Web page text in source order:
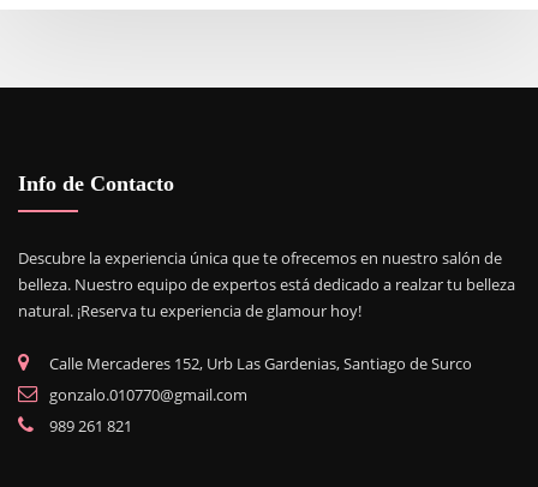
Info de Contacto
Descubre la experiencia única que te ofrecemos en nuestro salón de
belleza. Nuestro equipo de expertos está dedicado a realzar tu belleza
natural. ¡Reserva tu experiencia de glamour hoy!
Calle Mercaderes 152, Urb Las Gardenias, Santiago de Surco
gonzalo.010770@gmail.com
989 261 821